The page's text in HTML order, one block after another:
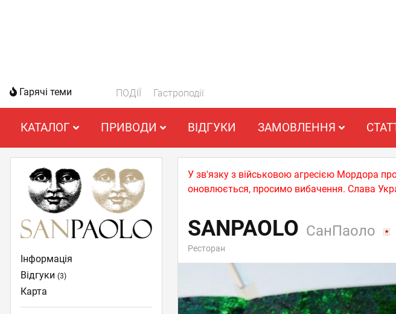
Гарячі теми ПОДІЇ Гастроподії
КАТАЛОГ ПРИВОДИ ВІДГУКИ ЗАМОВЛЕННЯ
У зв'язку з військовою агресією Мордора
оновлюється, просимо вибачення. Слава
SANPAOLO СанПаоло
Ресторан
Інформація
Відгуки(3)
Карта